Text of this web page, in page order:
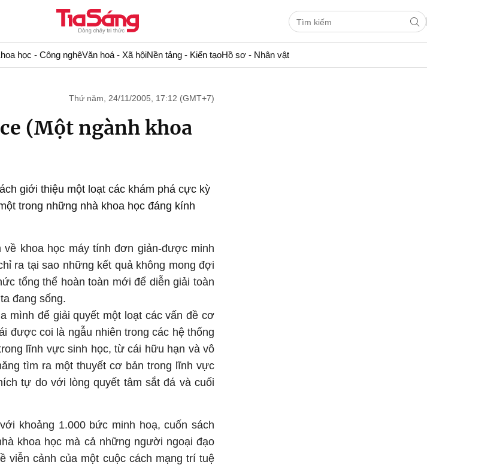
học - Công nghệVăn hoá - Xã hộiNền tảng - Kiến tạoHồ sơ - Nhân vật
Thứ năm, 24/11/2005, 17:12 (GMT+7)
(Một ngành khoa
giới thiệu một loạt các khám phá cực kỳ
trong những nhà khoa học đáng kính
khoa học máy tính đơn giản-được minh
ra tại sao những kết quả không mong đợi
tổng thể hoàn toàn mới để diễn giải toàn
đang sống.
mình để giải quyết một loạt các vấn đề cơ
được coi là ngẫu nhiên trong các hệ thống
lĩnh vực sinh học, từ cái hữu hạn và vô
tìm ra một thuyết cơ bản trong lĩnh vực
tự do với lòng quyết tâm sắt đá và cuối
khoảng 1.000 bức minh hoạ, cuốn sách
khoa học mà cả những người ngoại đạo
viễn cảnh của một cuộc cách mạng trí tuệ